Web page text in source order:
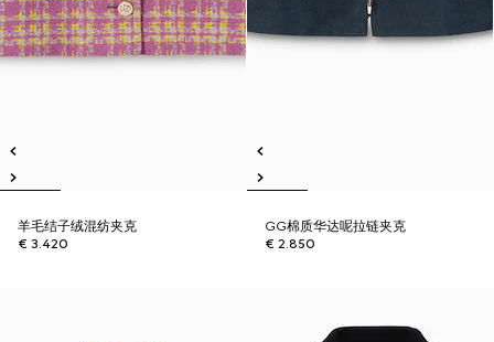
羊毛结子绒混纺夹克
€ 3.420
GG棉质华达呢拉链夹克
€ 2.850